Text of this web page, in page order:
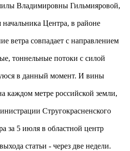
Владимировны Гильмияровой,
начальника Центра, в районе
ветра совпадает с направлением
тоннельные потоки с силой
в данный момент. И вины
каждом метре российской земли,
Стругокрасненского
за 5 июля в областной центр
статьи - через две недели.